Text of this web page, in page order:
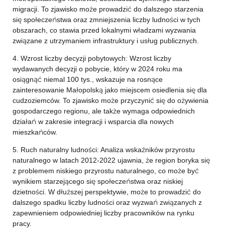
migracji. To zjawisko może prowadzić do dalszego starzenia
się społeczeństwa oraz zmniejszenia liczby ludności w tych
obszarach, co stawia przed lokalnymi władzami wyzwania
związane z utrzymaniem infrastruktury i usług publicznych.
4. Wzrost liczby decyzji pobytowych: Wzrost liczby
wydawanych decyzji o pobycie, który w 2024 roku ma
osiągnąć niemal 100 tys., wskazuje na rosnące
zainteresowanie Małopolską jako miejscem osiedlenia się dla
cudzoziemców. To zjawisko może przyczynić się do ożywienia
gospodarczego regionu, ale także wymaga odpowiednich
działań w zakresie integracji i wsparcia dla nowych
mieszkańców.
5. Ruch naturalny ludności: Analiza wskaźników przyrostu
naturalnego w latach 2012-2022 ujawnia, że region boryka się
z problemem niskiego przyrostu naturalnego, co może być
wynikiem starzejącego się społeczeństwa oraz niskiej
dzietności. W dłuższej perspektywie, może to prowadzić do
dalszego spadku liczby ludności oraz wyzwań związanych z
zapewnieniem odpowiedniej liczby pracowników na rynku
pracy.